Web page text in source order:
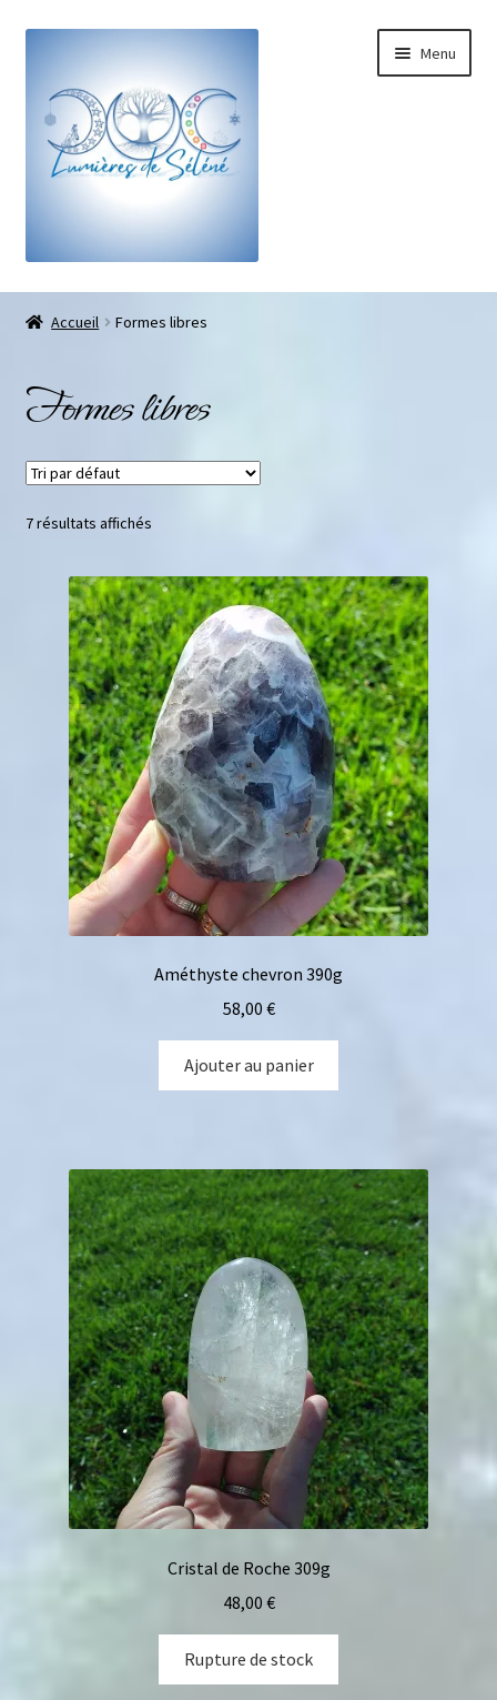
Menu
Boutique
Pierres brutes
Galets
Bracelets enfant
Bracelets femme
Bracelets homme
Bracelets Shamballa
Bracelets cheville
Pendentifs
Portes pierres en macramé
Plaque de rechargement
Savons avec pierre
Sphères et Oeufs
Formes libres
Arbres 7 Chakras
Purification
Massage détente
Bracelets sur-mesure
Galets pouce anti-stress
Accueil Formes libres
Formes libres
7 résultats affichés
Améthyste chevron 390g
58,00 €
Ajouter au panier
Cristal de Roche 309g
48,00 €
Rupture de stock